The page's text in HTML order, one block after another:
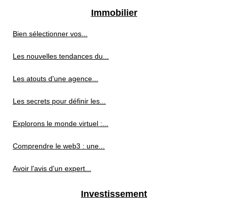
Immobilier
Bien sélectionner vos...
Les nouvelles tendances du...
Les atouts d'une agence...
Les secrets pour définir les...
Explorons le monde virtuel :...
Comprendre le web3 : une...
Avoir l'avis d'un expert...
Investissement